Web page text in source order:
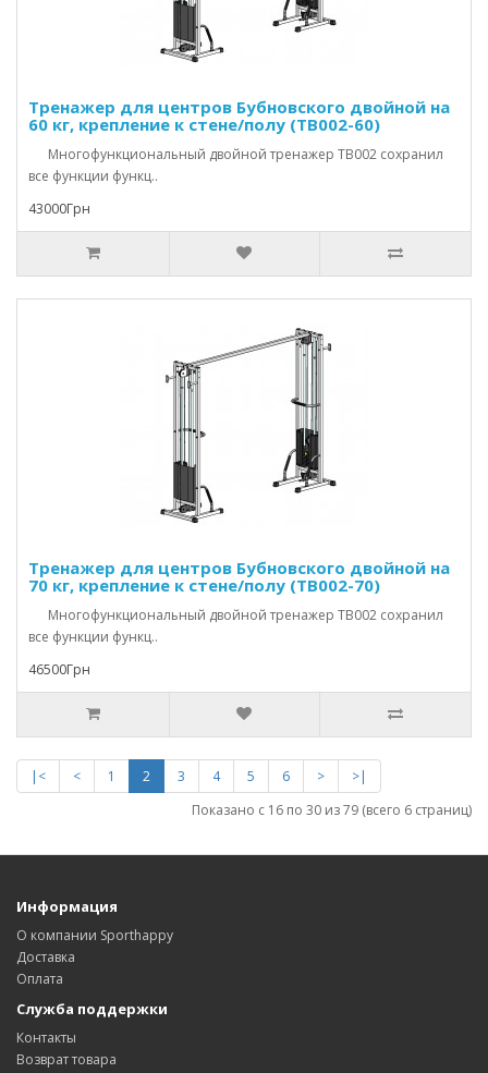
Тренажер для центров Бубновского двойной на
60 кг, крепление к стене/полу (TB002-60)
Многофункциональный двойной тренажер TB002 сохранил
все функции функц..
43000Грн
Тренажер для центров Бубновского двойной на
70 кг, крепление к стене/полу (TB002-70)
Многофункциональный двойной тренажер TB002 сохранил
все функции функц..
46500Грн
|< < 1 2 3 4 5 6 >
>|
Показано с 16 по 30 из 79 (всего 6 страниц)
Информация
О компании Sporthappy
Доставка
Оплата
Служба поддержки
Контакты
Возврат товара